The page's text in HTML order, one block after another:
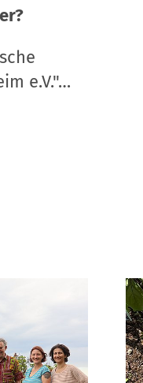
e.V."…